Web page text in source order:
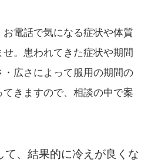
電話で気になる症状や体質
。患われてきた症状や期間
広さによって服用の期間の
きますので、相談の中で案
て、結果的に冷えが良くな